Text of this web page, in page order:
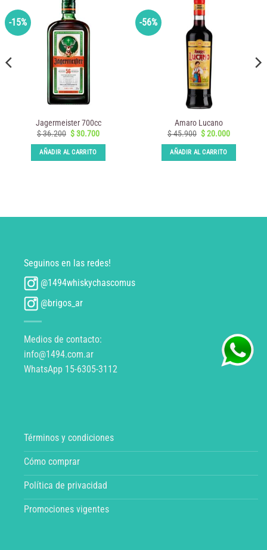
-15%
Jagermeister 700cc
$36.200 El
original
era:
$ 36.200.
$30.700El
$ 30.700.
AÑADIR AL CARRITO
-56%
Amaro Lucano
$45.900 El
original
era:
$ 45.900.
$20.000El
$ 20.000.
AÑADIR AL CARRITO
Seguinos en las redes!
@1494whiskychascomus
@brigos_ar
Medios de contacto:
info@1494.com.ar
WhatsApp 15-6305-3112
Términos y condiciones
Cómo comprar
Política de privacidad
Promociones vigentes